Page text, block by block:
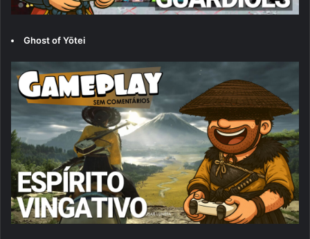
Ghost of Yōtei